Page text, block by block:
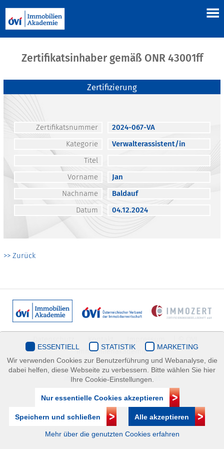
Zertifikatsinhaber gemäß ONR 43001ff
Zertifizierung
Zertifikatsnummer
2024-067-VA
Kategorie
Verwalterassistent/in
Titel
Vorname
Jan
Nachname
Baldauf
Datum
04.12.2024
>> Zurück
Immobilienakademie
Mariahilfer Straße 116/2.OG/2 1070 Wien | +43(1)505 32 50 |
immobilienakademie@ovi.at
ESSENTIELL STATISTIK
MARKETING
Wir verwenden Cookies zur Benutzerführung und Webanalyse, die
dabei helfen, diese Webseite zu verbessern. Bitte wählen Sie hier
Ihre Cookie-Einstellungen.
Nur essentielle Cookies akzeptieren
Speichern und schließen Alle akzeptieren
Mehr über die genutzten Cookies erfahren